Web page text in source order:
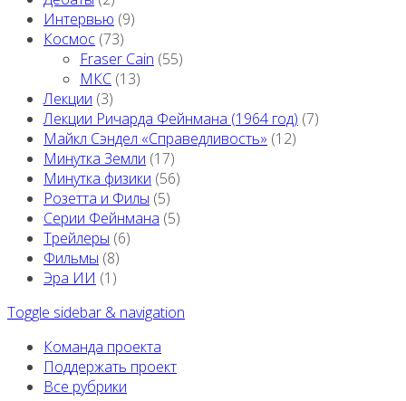
Интервью (9)
Космос (73)
Fraser Cain (55)
МКС (13)
Лекции (3)
Лекции Ричарда Фейнмана (1964 год) (7)
Майкл Сэндел «Справедливость» (12)
Минутка Земли (17)
Минутка физики (56)
Розетта и Филы (5)
Серии Фейнмана (5)
Трейлеры (6)
Фильмы (8)
Эра ИИ (1)
Toggle sidebar & navigation
Команда проекта
Поддержать проект
Все рубрики